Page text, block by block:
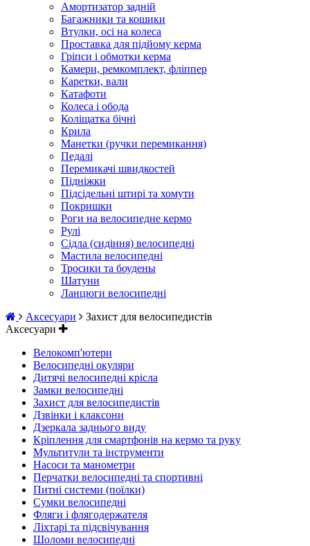
Амортизатор задній
Багажники та кошики
Втулки, осі на колеса
Проставка для підйому керма
Гріпси і обмотки керма
Камери, ремкомплект, фліппер
Каретки, вали
Катафоти
Колеса і обода
Коліщатка бічні
Крила
Манетки (ручки перемикання)
Педалі
Перемикачі швидкостей
Підніжки
Підсідельні штирі та хомути
Покришки
Роги на велосипедне кермо
Рулі
Сідла (сидіння) велосипедні
Мастила велосипедні
Тросики та боудены
Шатуни
Ланцюги велосипедні
Аксесуари
Захист для велосипедистів
Аксесуари
Велокомп'ютери
Велосипедні окуляри
Дитячі велосипедні крісла
Замки велосипедні
Захист для велосипедистів
Дзвінки і клаксони
Дзеркала заднього виду
Кріплення для смартфонів на кермо та руку
Мультитули та інструменти
Насоси та манометри
Перчатки велосипедні та спортивні
Питні системи (поїлки)
Сумки велосипедні
Фляги і флягодержателя
Ліхтарі та підсвічування
Шоломи велосипедні